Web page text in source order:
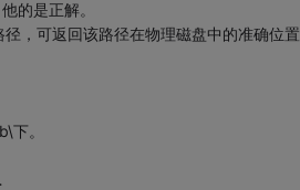
的是正解。
，可返回该路径在物理磁盘中的准确位置
下。